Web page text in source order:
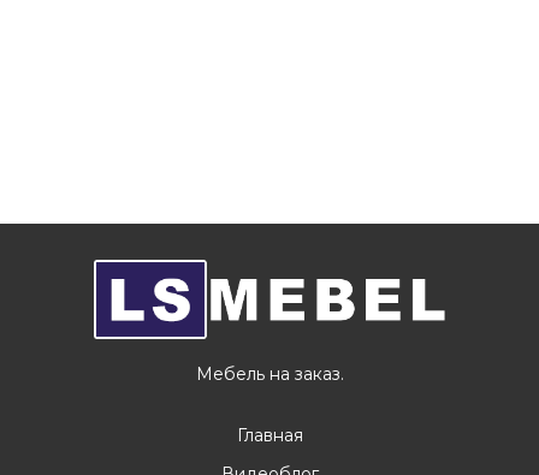
Мебель на заказ.
Главная